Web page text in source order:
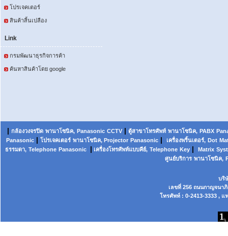
โปรเจคเตอร์
สินค้าสิ้นเปลือง
Link
กรมพัฒนาธุรกิจการค้า
ค้นหาสินค้าโดย google
| กล้องวงจรปิด พานาโซนิค, Panasonic CCTV | ตู้สาขาโทรศัพท์ พานาโซนิค, PABX
Panasonic| โปรเจคเตอร์ พานาโซนิค, Projector Panasonic| เครื่องพริ้นเตอร์, Dot
ธรรมดา, Telephone Panasonic | เครื่องโทรศัพท์แบบคีย์, Telephone Key | Matrix
ศูนย์บริการ พานาโซนิค,
บริ
เลขที่ 256 ถนนกาญจนาภิ
โทรศัพท์ : 0-2413-3333 , แ